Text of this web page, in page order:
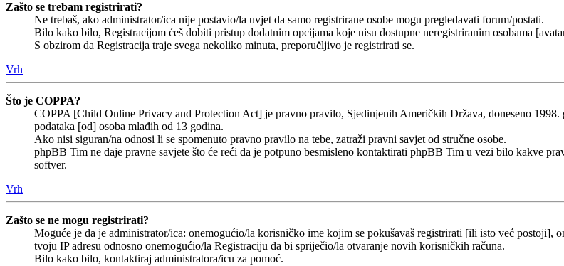
Zašto se trebam registrirati?
Ne trebaš, ako administrator/ica nije postavio/la uvjet da samo registrirane osobe mogu pregledavati forum/postati.
Bilo kako bilo, Registracijom ćeš dobiti pristup dodatnim opcijama koje nisu dostupne neregistriranim osobama
S obzirom da Registracija traje svega nekoliko minuta, preporučljivo je registrirati se.
Vrh
Što je COPPA?
COPPA [Child Online Privacy and Protection Act] je pravno pravilo, Sjedinjenih Američkih Država, doneseno
podataka [od] osoba mlađih od 13 godina.
Ako nisi siguran/na odnosi li se spomenuto pravno pravilo na tebe, zatraži pravni savjet od stručne osobe.
phpBB Tim ne daje pravne savjete što će reći da je potpuno besmisleno kontaktirati phpBB Tim u vezi bilo kakve
softver.
Vrh
Zašto se ne mogu registrirati?
Moguće je da je administrator/ica: onemogućio/la korisničko ime kojim se pokušavaš registrirati [ili isto već postoji],
tvoju IP adresu odnosno onemogućio/la Registraciju da bi spriječio/la otvaranje novih korisničkih računa.
Bilo kako bilo, kontaktiraj administratora/icu za pomoć.